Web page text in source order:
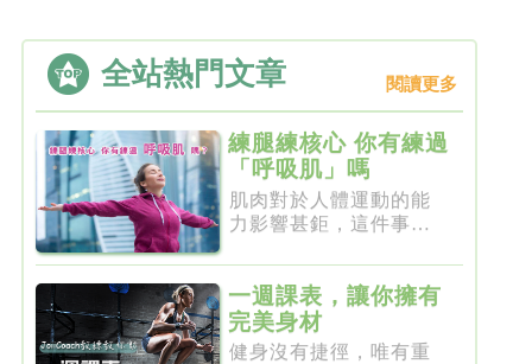
全站熱門文章 閱讀更多
練腿練核心 你有練過
「呼吸肌」嗎
肌肉對於人體運動的能
力影響甚鉅，這件事一
一週課表，讓你擁有
完美身材
健身沒有捷徑，唯有重